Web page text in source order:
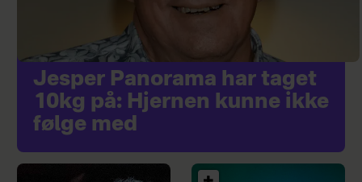
Jesper Panorama har taget
10kg på: Hjernen kunne ikke
følge med